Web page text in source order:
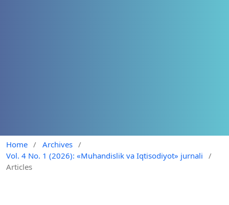
Home / Archives /
Vol. 4 No. 1 (2026): «Muhandislik va Iqtisodiyot» jurnali
/
Articles